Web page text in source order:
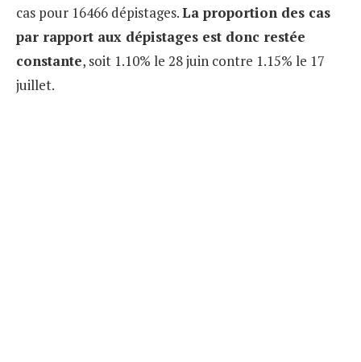
cas pour 16466 dépistages.La proportion des cas
par rapport aux dépistages est donc restée
constante, soit 1.10% le 28 juin contre 1.15% le 17
juillet.